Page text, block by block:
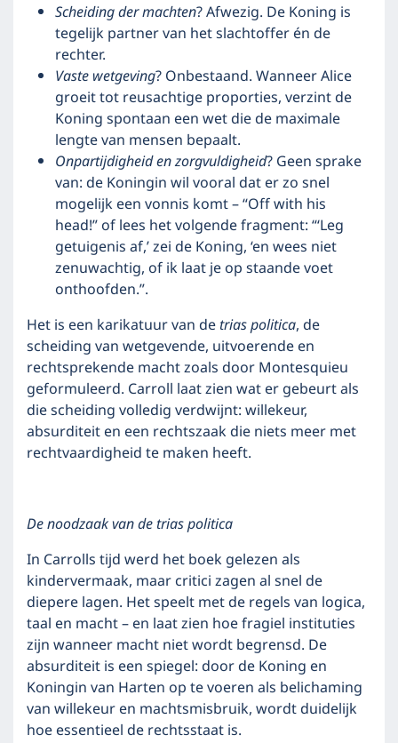
Scheiding der machten? Afwezig. De Koning is
tegelijk partner van het slachtoffer én de
rechter.
Vaste wetgeving? Onbestaand. Wanneer Alice
groeit tot reusachtige proporties, verzint de
Koning spontaan een wet die de maximale
lengte van mensen bepaalt.
Onpartijdigheid en zorgvuldigheid? Geen sprake
van: de Koningin wil vooral dat er zo snel
mogelijk een vonnis komt – “Off with his
head!” of lees het volgende fragment: “‘Leg
getuigenis af,’ zei de Koning, ‘en wees niet
zenuwachtig, of ik laat je op staande voet
onthoofden.”.
Het is een karikatuur van detrias politica, de
scheiding van wetgevende, uitvoerende en
rechtsprekende macht zoals door Montesquieu
geformuleerd. Carroll laat zien wat er gebeurt als
die scheiding volledig verdwijnt: willekeur,
absurditeit en een rechtszaak die niets meer met
rechtvaardigheid te maken heeft.
De noodzaak van de trias politica
In Carrolls tijd werd het boek gelezen als
kindervermaak, maar critici zagen al snel de
diepere lagen. Het speelt met de regels van logica,
taal en macht – en laat zien hoe fragiel instituties
zijn wanneer macht niet wordt begrensd. De
absurditeit is een spiegel: door de Koning en
Koningin van Harten op te voeren als belichaming
van willekeur en machtsmisbruik, wordt duidelijk
hoe essentieel de rechtsstaat is.